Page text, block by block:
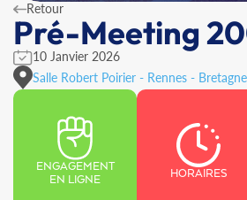
Retour
Pré-Meeting
10 Janvier 2026
Salle Robert Poirier - Rennes - Bretagne
ENGAGEMENT
EN LIGNE
HORAIRES